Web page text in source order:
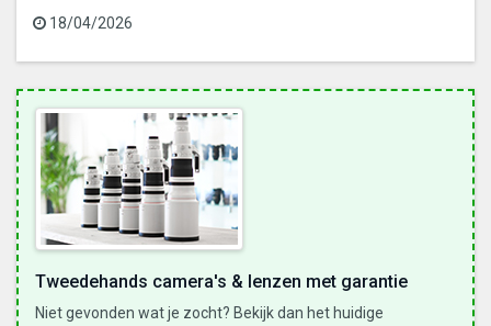
18/04/2026
Tweedehands camera's & lenzen met garantie
Niet gevonden wat je zocht? Bekijk dan het huidige